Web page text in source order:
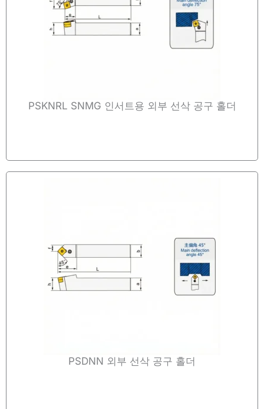
PSKNRL SNMG 인서트용 외부 선삭 공구 홀더
PSDNN 외부 선삭 공구 홀더